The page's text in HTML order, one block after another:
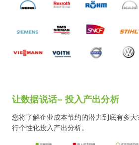
让数据说话– 投入产出分析
您将了解企业成本节约的潜力到底有多
行个性化投入产出分析。